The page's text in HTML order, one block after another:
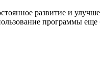
развитие и
программы